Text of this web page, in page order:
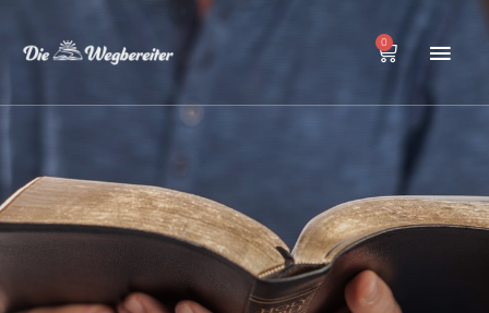
Inhalt
0
Warenkorb